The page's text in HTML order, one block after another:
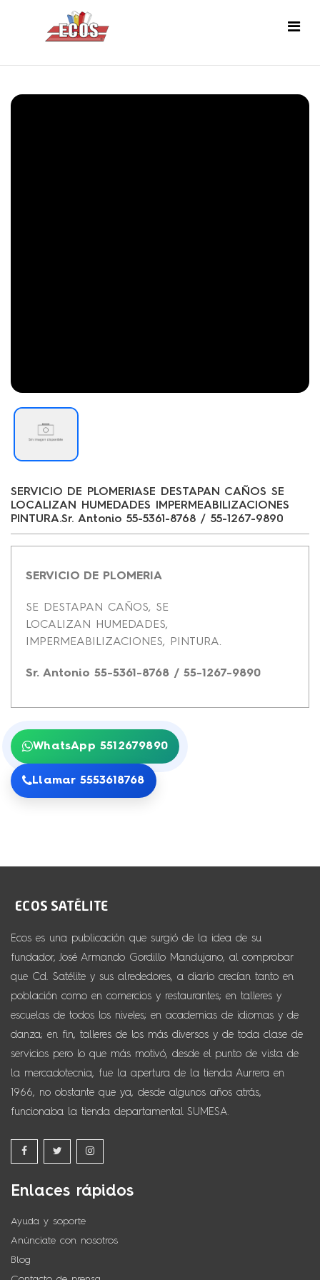
SERVICIO DE PLOMERIASE DESTAPAN CAÑOS SE
LOCALIZAN HUMEDADES IMPERMEABILIZACIONES
PINTURA.Sr. Antonio 55-5361-8768 / 55-1267-9890
SERVICIO DE PLOMERIA
SE DESTAPAN CAÑOS, SE
LOCALIZAN
HUMEDADES,
IMPERMEABILIZACIONES, PINTURA.
Sr. Antonio 55-5361-8768 / 55-1267-9890
WhatsApp 5512679890
Llamar 5553618768
Ecos es una publicación que surgió de la idea de su
fundador, José Armando Gordillo Mandujano, al comprobar
que Cd. Satélite y sus alrededores, a diario crecían tanto en
población como en comercios y restaurantes; en talleres y
escuelas de todos los niveles; en academias de idiomas y de
danza; en fin, talleres de los más diversos y de toda clase de
servicios pero lo que más motivó, desde el punto de vista de
la mercadotecnia, fue la apertura de la tienda Aurrera en
1966, no obstante que ya, desde algunos años atrás,
funcionaba la tienda departamental SUMESA.
Enlaces rápidos
Ayuda y soporte
Anúnciate con nosotros
Blog